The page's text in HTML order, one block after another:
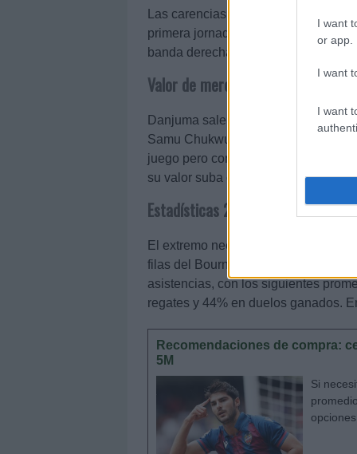
I want
or app.
I want
I want
Las carencias del Villarreal en los
primera jornada de Liga. Con
banda derecha y reubicó a Alberto
Valor de mercado
Danjuma sale en Comunio con un
Samu Chukwueze (2,7 millones), un
juego pero con menos gol.
su valor suba considerablemente,
Estadísticas 20/21
El extremo neerlandés se salió la
filas del Bournemouth. Disputó 33
asistencias, con los siguientes
regates y 44% en duelos ganados.
Recomendaciones de compra:
5M
Si